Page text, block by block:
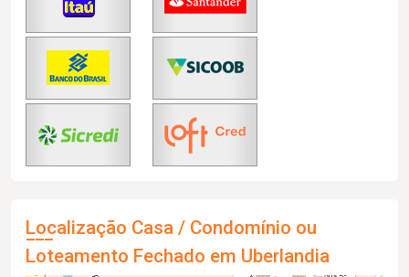
Localização Casa / Condomínio ou
Loteamento Fechado em Uberlandia